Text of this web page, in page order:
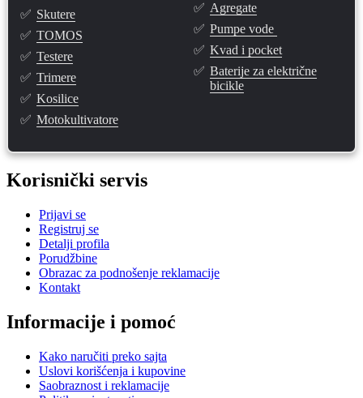
✅ Skutere
✅ TOMOS
✅ Testere
✅ Trimere
✅ Kosilice
✅ Motokultivatore
✅ Agregate
✅ Pumpe vode
✅ Kvad i pocket
✅ Baterije za električne
bicikle
Korisnički servis
Prijavi se
Registruj se
Detalji profila
Porudžbine
Obrazac za podnošenje reklamacije
Kontakt
Informacije i pomoć
Kako naručiti preko sajta
Uslovi korišćenja i kupovine
Saobraznost i reklamacije